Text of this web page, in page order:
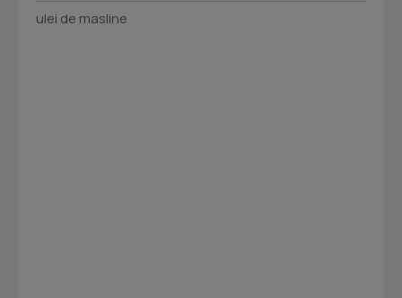
ulei de masline